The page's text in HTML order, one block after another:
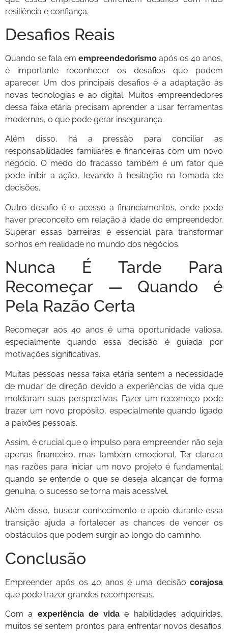
resiliência e confiança.
Desafios Reais
Quando se fala em empreendedorismo após os 40 anos,
é importante reconhecer os desafios que podem
aparecer. Um dos principais desafios é a adaptação às
novas tecnologias e ao digital. Muitos empreendedores
dessa faixa etária precisam aprender a usar ferramentas
modernas, o que pode gerar insegurança.
Além disso, há a pressão para conciliar as
responsabilidades familiares e financeiras com um novo
negócio. O medo do fracasso também é um fator que
pode inibir a ação, levando à hesitação na tomada de
decisões.
Outro desafio é o acesso a financiamentos, onde pode
haver preconceito em relação à idade do empreendedor.
Superar essas barreiras é essencial para transformar
sonhos em realidade no mundo dos negócios.
Nunca É Tarde Para
Recomeçar — Quando é
Pela Razão Certa
Recomeçar aos 40 anos é uma oportunidade valiosa,
especialmente quando essa decisão é guiada por
motivações significativas.
Muitas pessoas nessa faixa etária sentem a necessidade
de mudar de direção devido a experiências de vida que
moldaram suas perspectivas. Fazer um recomeço pode
trazer um novo propósito, especialmente quando ligado
a paixões pessoais.
Assim, é crucial que o impulso para empreender não seja
apenas financeiro, mas também emocional. Ter clareza
nas razões para iniciar um novo projeto é fundamental;
quando se entende o que se deseja alcançar de forma
genuína, o sucesso se torna mais acessível.
Além disso, buscar conhecimento e apoio durante essa
transição ajuda a fortalecer as chances de vencer os
obstáculos que podem surgir ao longo do caminho.
Conclusão
Empreender após os 40 anos é uma decisão corajosa
que pode trazer grandes recompensas.
Com a experiência de vida e habilidades adquiridas,
muitos se sentem prontos para enfrentar novos desafios.